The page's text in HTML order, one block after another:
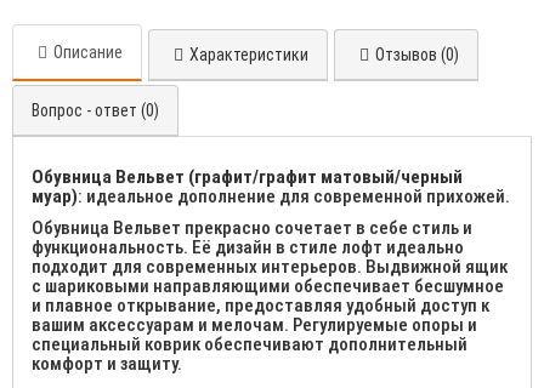
Описание Характеристики Отзывов (0)
Вопрос - ответ (0)
Обувница Вельвет (графит/графит матовый/черный
муар): идеальное дополнение для современной прихожей.
Обувница Вельвет прекрасно сочетает в себе стиль и
функциональность. Её дизайн в стиле лофт идеально
подходит для современных интерьеров. Выдвижной ящик
с шариковыми направляющими обеспечивает бесшумное
и плавное открывание, предоставляя удобный доступ к
вашим аксессуарам и мелочам. Регулируемые опоры и
специальный коврик обеспечивают дополнительный
комфорт и защиту.